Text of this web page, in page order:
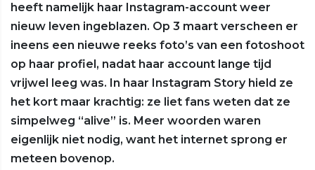
heeft namelijk haar Instagram-account weer
nieuw leven ingeblazen. Op 3 maart verscheen er
ineens een nieuwe reeks foto’s van een fotoshoot
op haar profiel, nadat haar account lange tijd
vrijwel leeg was. In haar Instagram Story hield ze
het kort maar krachtig: ze liet fans weten dat ze
simpelweg “alive” is. Meer woorden waren
eigenlijk niet nodig, want het internet sprong er
meteen bovenop.